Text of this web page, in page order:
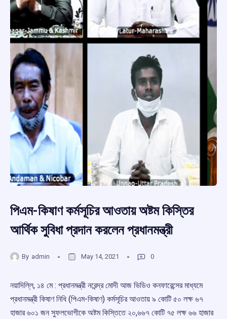
পিএম-কিষাণ কর্মসূচির আওতায় অষ্টম কিস্তির
আর্থিক সুবিধা প্রদান করলেন প্রধানমন্ত্রী
By admin May 14, 2021 0
নয়াদিল্লি, ১৪ মে : প্রধানমন্ত্রী নরেন্দ্র মোদী আজ ভিডিও কনফারেন্সের মাধ্যমে
প্রধানমন্ত্রী কিষাণ নিধি (পিএম-কিষাণ) কর্মসূচির আওতায় ৯ কোটি ৫০ লক্ষ ৬৭
হাজার ৬০১ জন সুফলভোগীকে অষ্টম কিস্তিতে ২০,৬৬৭ কোটি ৭৫ লক্ষ ৬৬ হাজার